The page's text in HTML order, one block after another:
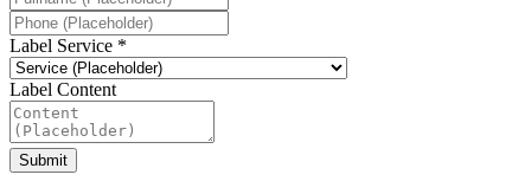
Label Service *
Label Content
Submit